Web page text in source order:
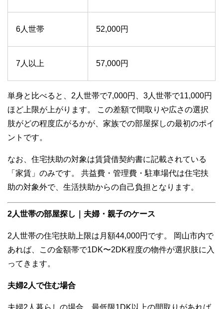
6人世帯 52,000円
7人以上 57,000円
単身と比べると、2人世帯で7,000円、3人世帯で11,000円
ほど上限が上がります。 この差額で間取りや広さの選択
肢がどの程度広がるかが、家族での部屋探しの最初のポイ
ントです。
なお、住宅扶助の対象は賃貸借契約書に記載されている
「家賃」のみです。 共益費・管理費・駐車場代は住宅扶
助の対象外で、生活扶助からの自己負担となります。
2人世帯の部屋探し｜夫婦・親子のケース
2人世帯の住宅扶助上限は月額44,000円です。 岡山市内で
あれば、この金額帯で1DK〜2DK程度の物件が選択肢に入
ってきます。
夫婦2人で住む場合